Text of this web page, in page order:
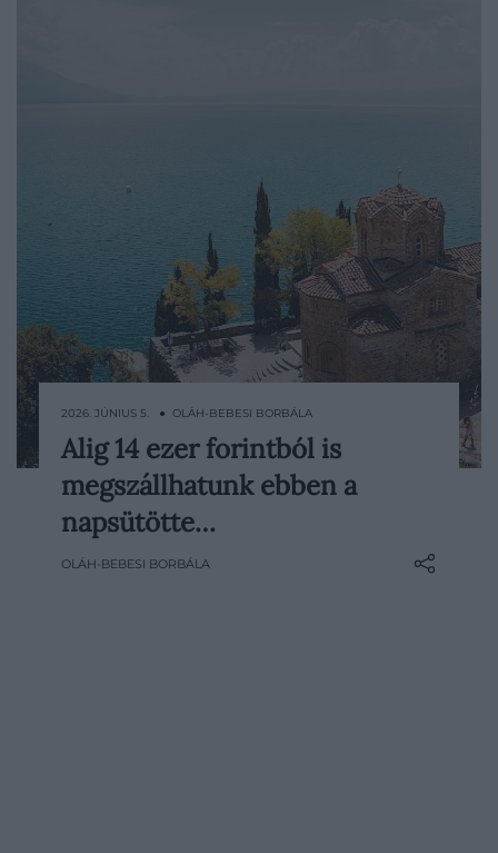
A nyaralás egyik legnagyobb anyagi
terhét általában a szállás jelenti. Egy új
felmérés szerint viszont továbbra is
akadnak olyan európai országok, ahol a
rövid távra kiadott szálláshelyek átlagos
2026. JÚNIUS 5. ● OLÁH-BEBESI BORBÁLA
Alig 14 ezer forintból is
megszállhatunk ebben a
napsütötte…
OLÁH-BEBESI BORBÁLA